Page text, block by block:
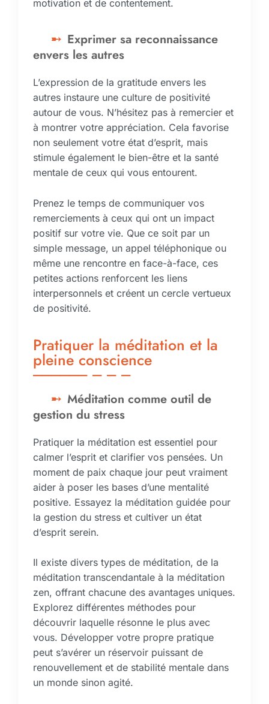
motivation et de contentement.
Exprimer sa reconnaissance
envers les autres
L’expression de la gratitude envers les
autres instaure une culture de positivité
autour de vous. N’hésitez pas à remercier et
à montrer votre appréciation. Cela favorise
non seulement votre état d’esprit, mais
stimule également le bien-être et la santé
mentale de ceux qui vous entourent.
Prenez le temps de communiquer vos
remerciements à ceux qui ont un impact
positif sur votre vie. Que ce soit par un
simple message, un appel téléphonique ou
même une rencontre en face-à-face, ces
petites actions renforcent les liens
interpersonnels et créent un cercle vertueux
de positivité.
Pratiquer la méditation et la
pleine conscience
Méditation comme outil de
gestion du stress
Pratiquer la méditation est essentiel pour
calmer l’esprit et clarifier vos pensées. Un
moment de paix chaque jour peut vraiment
aider à poser les bases d’une mentalité
positive. Essayez la méditation guidée pour
la gestion du stress et cultiver un état
d’esprit serein.
Il existe divers types de méditation, de la
méditation transcendantale à la méditation
zen, offrant chacune des avantages uniques.
Explorez différentes méthodes pour
découvrir laquelle résonne le plus avec
vous. Développer votre propre pratique
peut s’avérer un réservoir puissant de
renouvellement et de stabilité mentale dans
un monde sinon agité.